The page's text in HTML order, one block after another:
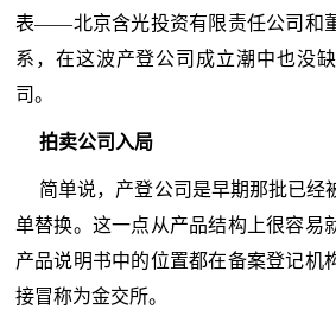
表——北京含光投资有限责任公司和
系，在这波产登公司成立潮中也没
司。
拍卖公司入局
简单说，产登公司是早期那批已经
单替换。这一点从产品结构上很容易
产品说明书中的位置都在备案登记机
接冒称为金交所。